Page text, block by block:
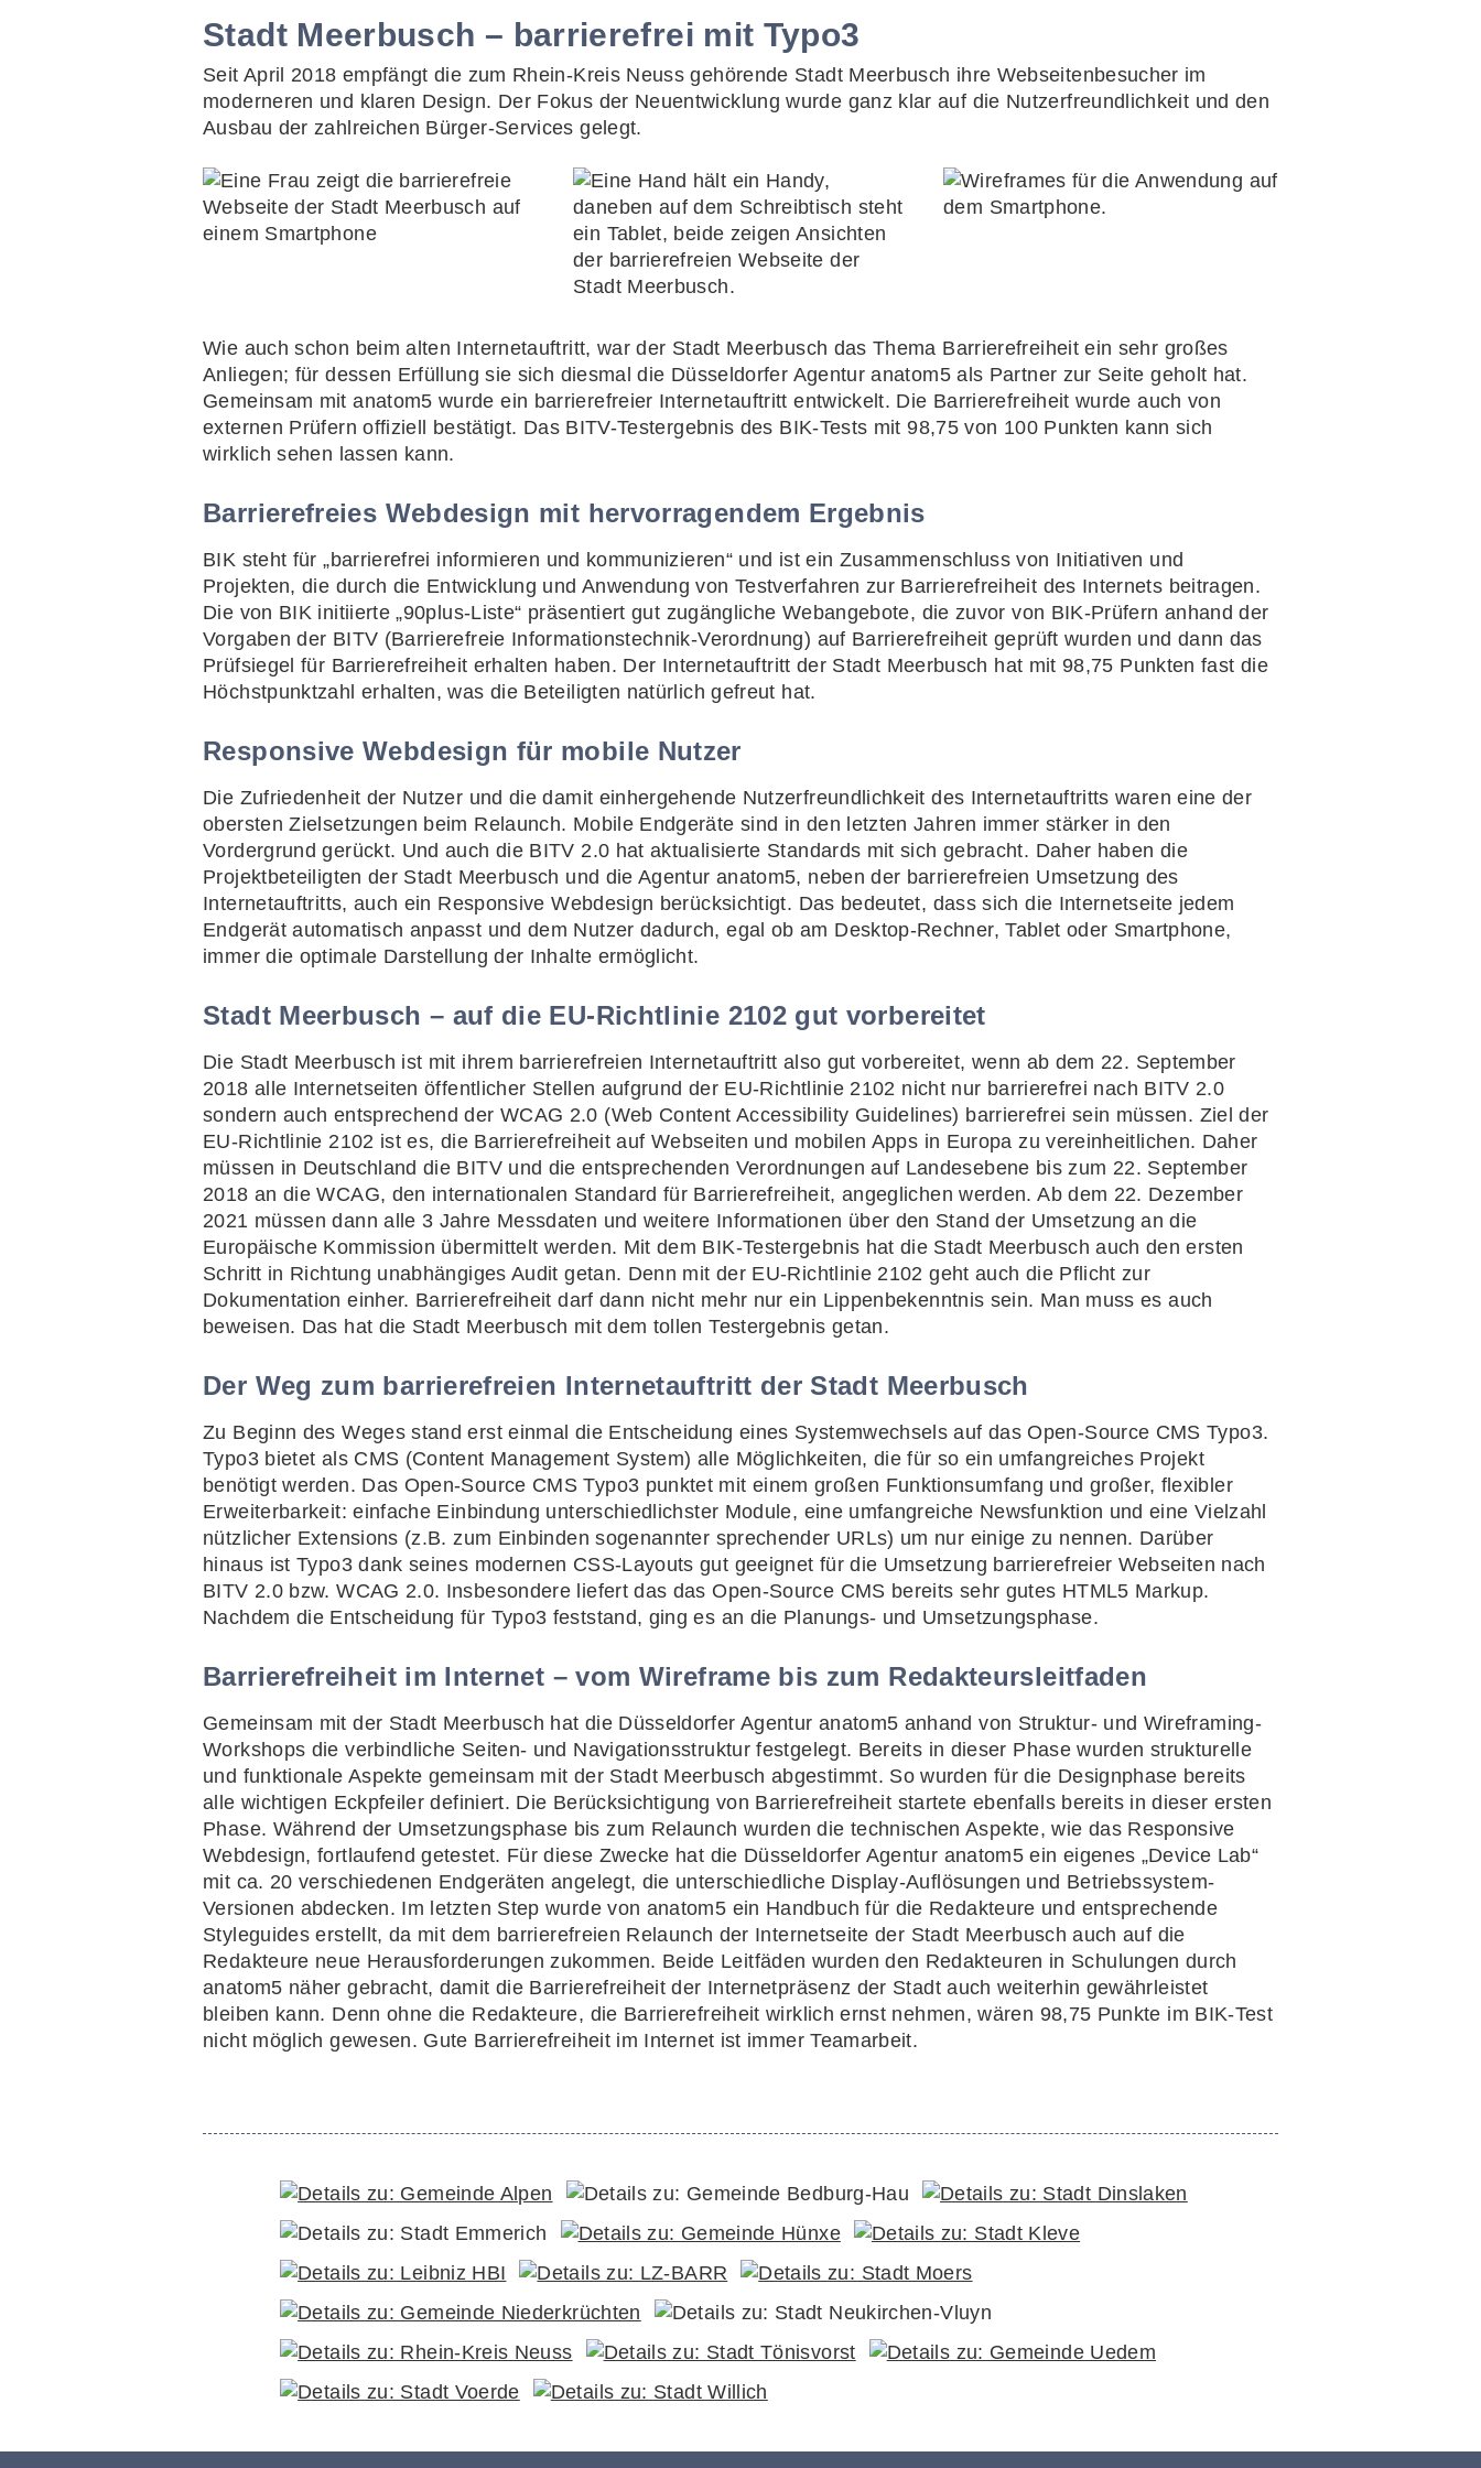
Stadt Meerbusch – barrierefrei mit Typo3
Seit April 2018 empfängt die zum Rhein-Kreis Neuss gehörende Stadt Meerbusch ihre Webseitenbesucher im
moderneren und klaren Design. Der Fokus der Neuentwicklung wurde ganz klar auf die Nutzerfreundlichkeit und den
Ausbau der zahlreichen Bürger-Services gelegt.
Wie auch schon beim alten Internetauftritt, war der Stadt Meerbusch das Thema Barrierefreiheit ein sehr großes
Anliegen; für dessen Erfüllung sie sich diesmal die Düsseldorfer Agentur anatom5 als Partner zur Seite geholt hat.
Gemeinsam mit anatom5 wurde ein barrierefreier Internetauftritt entwickelt. Die Barrierefreiheit wurde auch von
externen Prüfern offiziell bestätigt. Das BITV-Testergebnis des BIK-Tests mit 98,75 von 100 Punkten kann sich
wirklich sehen lassen kann.
Barrierefreies Webdesign mit hervorragendem Ergebnis
BIK steht für „barrierefrei informieren und kommunizieren“ und ist ein Zusammenschluss von Initiativen und
Projekten, die durch die Entwicklung und Anwendung von Testverfahren zur Barrierefreiheit des Internets beitragen.
Die von BIK initiierte „90plus-Liste“ präsentiert gut zugängliche Webangebote, die zuvor von BIK-Prüfern anhand der
Vorgaben der BITV (Barrierefreie Informationstechnik-Verordnung) auf Barrierefreiheit geprüft wurden und dann das
Prüfsiegel für Barrierefreiheit erhalten haben. Der Internetauftritt der Stadt Meerbusch hat mit 98,75 Punkten fast die
Höchstpunktzahl erhalten, was die Beteiligten natürlich gefreut hat.
Responsive Webdesign für mobile Nutzer
Die Zufriedenheit der Nutzer und die damit einhergehende Nutzerfreundlichkeit des Internetauftritts waren eine der
obersten Zielsetzungen beim Relaunch. Mobile Endgeräte sind in den letzten Jahren immer stärker in den
Vordergrund gerückt. Und auch die BITV 2.0 hat aktualisierte Standards mit sich gebracht. Daher haben die
Projektbeteiligten der Stadt Meerbusch und die Agentur anatom5, neben der barrierefreien Umsetzung des
Internetauftritts, auch ein Responsive Webdesign berücksichtigt. Das bedeutet, dass sich die Internetseite jedem
Endgerät automatisch anpasst und dem Nutzer dadurch, egal ob am Desktop-Rechner, Tablet oder Smartphone,
immer die optimale Darstellung der Inhalte ermöglicht.
Stadt Meerbusch – auf die EU-Richtlinie 2102 gut vorbereitet
Die Stadt Meerbusch ist mit ihrem barrierefreien Internetauftritt also gut vorbereitet, wenn ab dem 22. September
2018 alle Internetseiten öffentlicher Stellen aufgrund der EU-Richtlinie 2102 nicht nur barrierefrei nach BITV 2.0
sondern auch entsprechend der WCAG 2.0 (Web Content Accessibility Guidelines) barrierefrei sein müssen. Ziel der
EU-Richtlinie 2102 ist es, die Barrierefreiheit auf Webseiten und mobilen Apps in Europa zu vereinheitlichen. Daher
müssen in Deutschland die BITV und die entsprechenden Verordnungen auf Landesebene bis zum 22. September
2018 an die WCAG, den internationalen Standard für Barrierefreiheit, angeglichen werden. Ab dem 22. Dezember
2021 müssen dann alle 3 Jahre Messdaten und weitere Informationen über den Stand der Umsetzung an die
Europäische Kommission übermittelt werden. Mit dem BIK-Testergebnis hat die Stadt Meerbusch auch den ersten
Schritt in Richtung unabhängiges Audit getan. Denn mit der EU-Richtlinie 2102 geht auch die Pflicht zur
Dokumentation einher. Barrierefreiheit darf dann nicht mehr nur ein Lippenbekenntnis sein. Man muss es auch
beweisen. Das hat die Stadt Meerbusch mit dem tollen Testergebnis getan.
Der Weg zum barrierefreien Internetauftritt der Stadt Meerbusch
Zu Beginn des Weges stand erst einmal die Entscheidung eines Systemwechsels auf das Open-Source CMS Typo3.
Typo3 bietet als CMS (Content Management System) alle Möglichkeiten, die für so ein umfangreiches Projekt
benötigt werden. Das Open-Source CMS Typo3 punktet mit einem großen Funktionsumfang und großer, flexibler
Erweiterbarkeit: einfache Einbindung unterschiedlichster Module, eine umfangreiche Newsfunktion und eine Vielzahl
nützlicher Extensions (z.B. zum Einbinden sogenannter sprechender URLs) um nur einige zu nennen. Darüber
hinaus ist Typo3 dank seines modernen CSS-Layouts gut geeignet für die Umsetzung barrierefreier Webseiten nach
BITV 2.0 bzw. WCAG 2.0. Insbesondere liefert das das Open-Source CMS bereits sehr gutes HTML5 Markup.
Nachdem die Entscheidung für Typo3 feststand, ging es an die Planungs- und Umsetzungsphase.
Barrierefreiheit im Internet – vom Wireframe bis zum Redakteursleitfaden
Gemeinsam mit der Stadt Meerbusch hat die Düsseldorfer Agentur anatom5 anhand von Struktur- und Wireframing-
Workshops die verbindliche Seiten- und Navigationsstruktur festgelegt. Bereits in dieser Phase wurden strukturelle
und funktionale Aspekte gemeinsam mit der Stadt Meerbusch abgestimmt. So wurden für die Designphase bereits
alle wichtigen Eckpfeiler definiert. Die Berücksichtigung von Barrierefreiheit startete ebenfalls bereits in dieser ersten
Phase. Während der Umsetzungsphase bis zum Relaunch wurden die technischen Aspekte, wie das Responsive
Webdesign, fortlaufend getestet. Für diese Zwecke hat die Düsseldorfer Agentur anatom5 ein eigenes „Device Lab“
mit ca. 20 verschiedenen Endgeräten angelegt, die unterschiedliche Display-Auflösungen und Betriebssystem-
Versionen abdecken. Im letzten Step wurde von anatom5 ein Handbuch für die Redakteure und entsprechende
Styleguides erstellt, da mit dem barrierefreien Relaunch der Internetseite der Stadt Meerbusch auch auf die
Redakteure neue Herausforderungen zukommen. Beide Leitfäden wurden den Redakteuren in Schulungen durch
anatom5 näher gebracht, damit die Barrierefreiheit der Internetpräsenz der Stadt auch weiterhin gewährleistet
bleiben kann. Denn ohne die Redakteure, die Barrierefreiheit wirklich ernst nehmen, wären 98,75 Punkte im BIK-Test
nicht möglich gewesen. Gute Barrierefreiheit im Internet ist immer Teamarbeit.